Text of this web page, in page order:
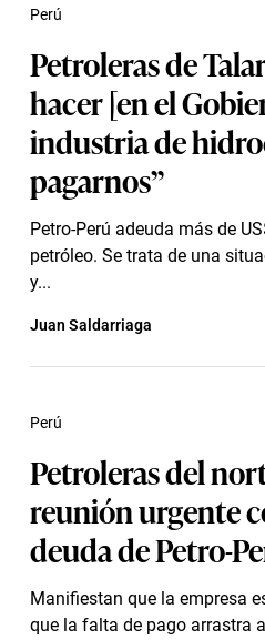
Petroleras de
hacer [en el
industria de
pagarnos”
Petro-Perú adeuda más de
petróleo. Se trata de una
y...
Perú
Juan Saldarriaga
Petroleras del
reunión urgente
deuda de Petro-
Manifiestan que la empresa
que la falta de pago arrastra
Perú